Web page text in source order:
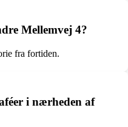
Mellemvej 4?
fra fortiden.
i nærheden af